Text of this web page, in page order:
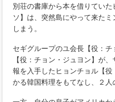
別荘の書庫から本を借りてい
ソ】は、突然島にやって来た
しまう。
セギグループのユ会長【役：
【役：チョン・ジュヨン】が
報を入手したヒョンチョル【
かる韓国料理をもてなし、２人